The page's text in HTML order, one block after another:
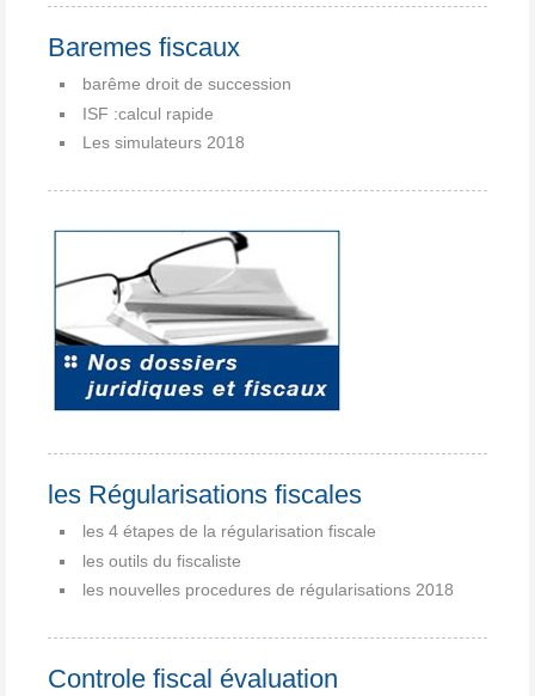
Baremes fiscaux
barême droit de succession
ISF :calcul rapide
Les simulateurs 2018
les Régularisations fiscales
les 4 étapes de la régularisation fiscale
les outils du fiscaliste
les nouvelles procedures de régularisations 2018
Controle fiscal évaluation